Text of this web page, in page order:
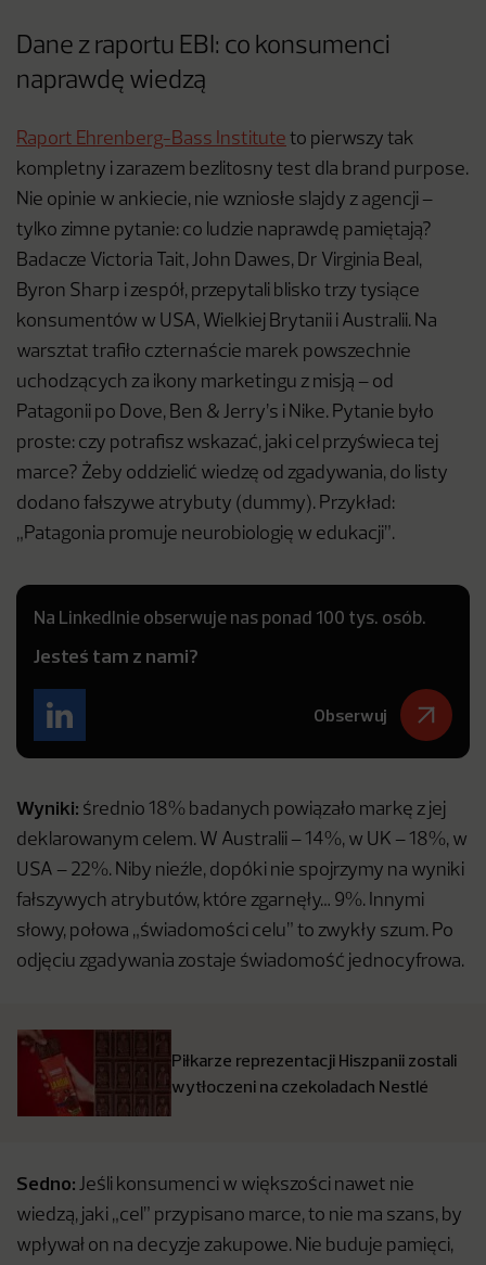
Dane z raportu EBI: co konsumenci
naprawdę wiedzą
Raport Ehrenberg-Bass Institute to pierwszy tak
kompletny i zarazem bezlitosny test dla brand purpose.
Nie opinie w ankiecie, nie wzniosłe slajdy z agencji –
tylko zimne pytanie: co ludzie naprawdę pamiętają?
Badacze Victoria Tait, John Dawes, Dr Virginia Beal,
Byron Sharp i zespół, przepytali blisko trzy tysiące
konsumentów w USA, Wielkiej Brytanii i Australii. Na
warsztat trafiło czternaście marek powszechnie
uchodzących za ikony marketingu z misją – od
Patagonii po Dove, Ben & Jerry’s i Nike. Pytanie było
proste: czy potrafisz wskazać, jaki cel przyświeca tej
marce? Żeby oddzielić wiedzę od zgadywania, do listy
dodano fałszywe atrybuty (dummy). Przykład:
„Patagonia promuje neurobiologię w edukacji”.
Na LinkedInie obserwuje nas ponad 100 tys. osób.
Jesteś tam z nami?
Obserwuj
Wyniki: średnio 18% badanych powiązało markę z jej
deklarowanym celem. W Australii – 14%, w UK – 18%, w
USA – 22%. Niby nieźle, dopóki nie spojrzymy na wyniki
fałszywych atrybutów, które zgarnęły… 9%. Innymi
słowy, połowa „świadomości celu” to zwykły szum. Po
odjęciu zgadywania zostaje świadomość jednocyfrowa.
Piłkarze reprezentacji Hiszpanii zostali
wytłoczeni na czekoladach Nestlé
Sedno: Jeśli konsumenci w większości nawet nie
wiedzą, jaki „cel” przypisano marce, to nie ma szans, by
wpływał on na decyzje zakupowe. Nie buduje pamięci,